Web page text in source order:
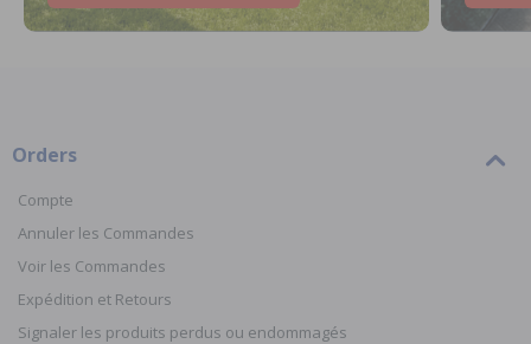
Orders
Compte
Annuler les Commandes
Voir les Commandes
Expédition et Retours
Signaler les produits perdus ou endommagés